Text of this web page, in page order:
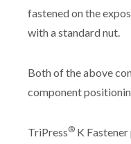
fastened on the
with a standard nut.
Both of the above
component
TriPress® K